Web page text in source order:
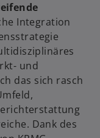
Integration
und
das sich rasch
Dank des